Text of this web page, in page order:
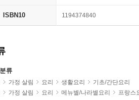
ISBN10 1194374840
류
가정 살림 요리 생활요리
기초/간단요리
가정 살림 요리 메뉴별/나라별요리 프랑스